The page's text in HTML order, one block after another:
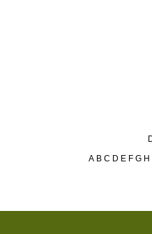
A B C D E F G H